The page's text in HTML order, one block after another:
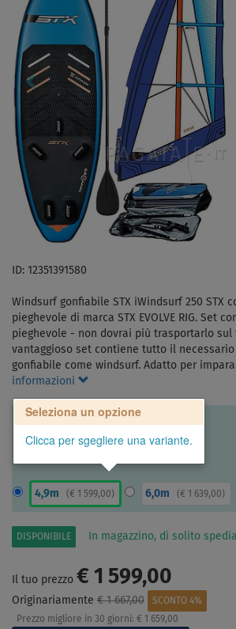
ID: 12351391580
Windsurf gonfiabile STX iWindsurf 250 STX
pieghevole di marca STX EVOLVE RIG. Set
pieghevole - non dovrai più trasportarlo
vantaggioso set contiene tutto il necessario
gonfiabile come windsurf. Adatto per
informazioni
Seleziona un opzione
Clicca per sgegliere una variante.
4,9m ( € 1 599,00) 6,0m (€ 1 639,00)
DISPONIBILE In magazzino, di solito
Il tuo prezzo € 1 599,00
Originariamente € 1 667,00
SCONTO 4%
Prezzo migliore in 30 giorni: € 1 659,00